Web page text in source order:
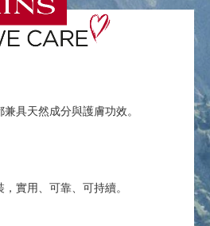
具天然成分與護膚功效。
實用、可靠、可持續。